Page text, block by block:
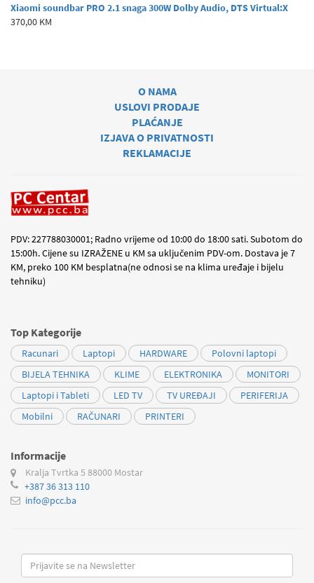
Xiaomi soundbar PRO 2.1 snaga 300W Dolby Audio, DTS Virtual:X
370,00 KM
O NAMA
USLOVI PRODAJE
PLAĆANJE
IZJAVA O PRIVATNOSTI
REKLAMACIJE
PDV: 227788030001; Radno vrijeme od 10:00 do 18:00 sati. Subotom do
15:00h. Cijene su IZRAŽENE u KM sa uključenim PDV-om. Dostava je 7
KM, preko 100 KM besplatna(ne odnosi se na klima uređaje i bijelu
tehniku)
Top Kategorije
Racunari Laptopi HARDWARE
Polovni laptopi
BIJELA TEHNIKA
KLIME ELEKTRONIKA
MONITORI
Laptopi i Tableti
LED TV TV UREĐAJI
PERIFERIJA
Mobilni
RAČUNARI PRINTERI
Informacije
Kralja Tvrtka 5 88000 Mostar
+387 36 313 110
info@pcc.ba